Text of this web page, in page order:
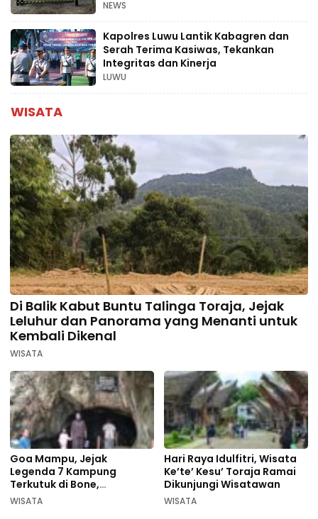
NEWS
Kapolres Luwu Lantik Kabagren dan
Serah Terima Kasiwas, Tekankan
Integritas dan Kinerja
LUWU
WISATA
Di Balik Kabut Buntu Talinga Toraja, Jejak
Leluhur dan Panorama yang Menanti untuk
Kembali Dikenal
WISATA
Goa Mampu, Jejak
Legenda 7 Kampung
Terkutuk di Bone,
Rekomendasi Liburan
WISATA
Hari Raya Idulfitri, Wisata
Ke’te’ Kesu’ Toraja Ramai
Dikunjungi Wisatawan
WISATA